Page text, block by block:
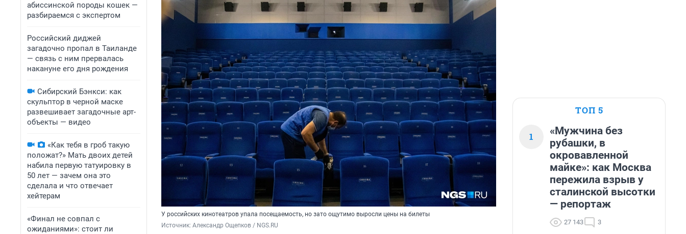
абиссинской породы кошек —
разбираемся с экспертом
Российский диджей
загадочно пропал в Таиланде
— связь с ним прервалась
накануне его дня рождения
Сибирский Бэнкси: как
скульптор в черной маске
развешивает загадочные арт-
объекты — видео
«Как тебя в гроб такую
положат?» Мать двоих детей
набила первую татуировку в
50 лет — зачем она это
сделала и что отвечает
хейтерам
«Финал не совпал с
ожиданиями»: стоит ли
У российских кинотеатров упала посещаемость, но зато ощутимо выросли цены на билеты
Источник: Александр Ощепков / NGS.RU
ТОП 5
1
«Мужчина без
рубашки, в
окровавленной
майке»: как Москва
пережила взрыв у
сталинской высотки
— репортаж
27 143 3